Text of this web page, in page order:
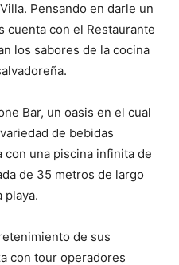
Pensando en darle un
cuenta con el Restaurante
los sabores de la cocina
Bar, un oasis en el cual
de bebidas
con una piscina infinita de
de 35 metros de largo
playa.
de sus
con tour operadores